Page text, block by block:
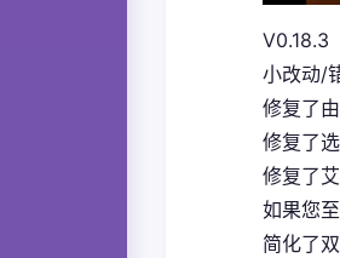
V0.18.3
小改动/
修复了
修复了
修复了
如果您
简化了